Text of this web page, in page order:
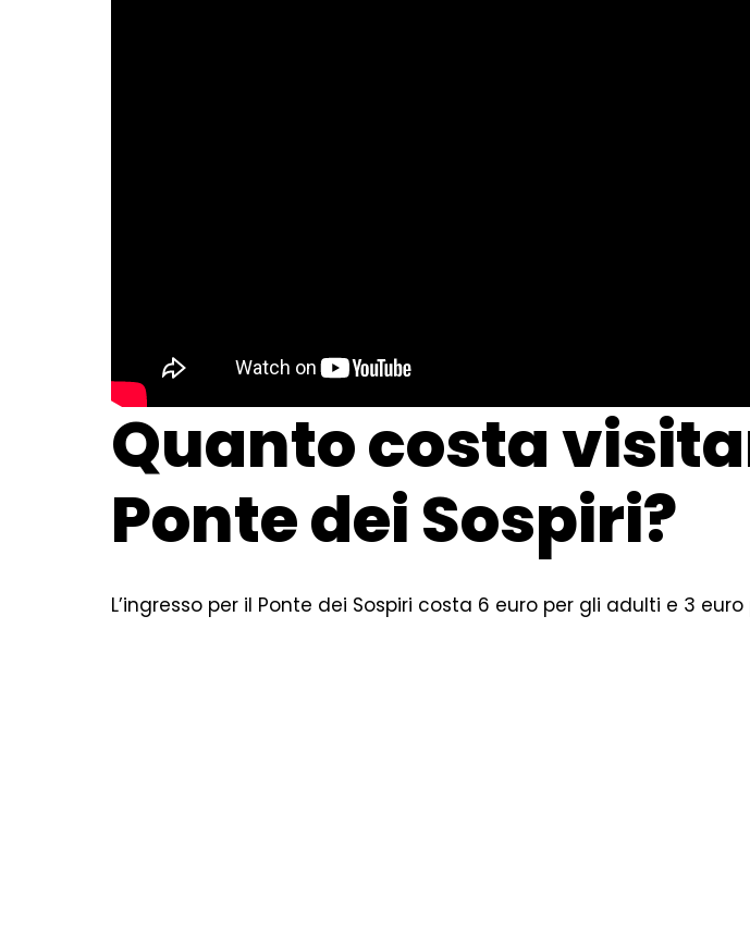
Quanto costa
Ponte dei Sospiri?
L’ingresso per il Ponte dei Sospiri costa 6 euro per gli adulti e 3